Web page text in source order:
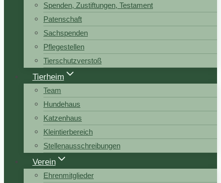
Spenden, Zustiftungen, Testament
Patenschaft
Sachspenden
Pflegestellen
Tierschutzverstoß
Tierheim
Team
Hundehaus
Katzenhaus
Kleintierbereich
Stellenausschreibungen
Verein
Ehrenmitglieder